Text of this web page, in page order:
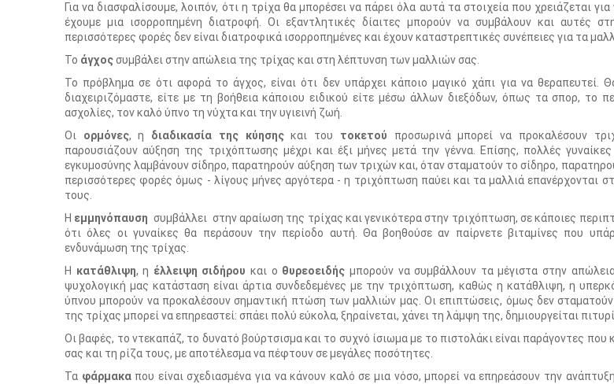
Για να διασφαλίσουμε, λοιπόν, ότι η τρίχα θα μπορέσει να πάρει όλα αυτά τα στοιχεία που χρειάζεται για
έχουμε μια ισορροπημένη διατροφή. Οι εξαντλητικές δίαιτες μπορούν να συμβάλουν και αυτές
περισσότερες φορές δεν είναι διατροφικά ισορροπημένες και έχουν καταστρεπτικές συνέπειες για τα
Το άγχοςσυμβάλει στην απώλεια της τρίχας και στη λέπτυνση των μαλλιών σας.
Το πρόβλημα σε ότι αφορά το άγχος, είναι ότι δεν υπάρχει κάποιο μαγικό χάπι για να θεραπευτεί.
διαχειριζόμαστε, είτε με τη βοήθεια κάποιου ειδικού είτε μέσω άλλων διεξόδων, όπως τα σπορ, το
ασχολίες, τον καλό ύπνο τη νύχτα και την υγιεινή ζωή.
Οι ορμόνες, η διαδικασία της κύησηςκαι του τοκετού προσωρινά μπορεί να προκαλέσουν
παρουσιάζουν αύξηση της τριχόπτωσης μέχρι και έξι μήνες μετά την γέννα. Επίσης, πολλές
εγκυμοσύνης λαμβάνουν σίδηρο, παρατηρούν αύξηση των τριχών και, όταν σταματούν το σίδηρο,
περισσότερες φορές όμως - λίγους μήνες αργότερα - η τριχόπτωση παύει και τα μαλλιά επανέρχονται
τους.
Η εμμηνόπαυση συμβάλλει στην αραίωση της τρίχας και γενικότερα στην τριχόπτωση, σε κάποιες
ότι όλες οι γυναίκες θα περάσουν την περίοδο αυτή. Θα βοηθούσε αν παίρνετε βιταμίνες που
ενδυνάμωση της τρίχας.
Η κατάθλιψη, η έλλειψη σιδήρου και ο θυρεοειδής μπορούν να συμβάλλουν τα μέγιστα στην
ψυχολογική μας κατάσταση είναι άρτια συνδεδεμένες με την τριχόπτωση, καθώς η κατάθλιψη, η
ύπνου μπορούν να προκαλέσουν σημαντική πτώση των μαλλιών μας. Οι επιπτώσεις, όμως δεν
της τρίχας μπορεί να επηρεαστεί: σπάει πολύ εύκολα, ξηραίνεται, χάνει τη λάμψη της, δημιουργείται
Οι βαφές, το ντεκαπάζ, το δυνατό βούρτσισμα και το συχνό ίσιωμα με το πιστολάκι είναι παράγοντες που
σας και τη ρίζα τους, με αποτέλεσμα να πέφτουν σε μεγάλες ποσότητες.
Τα φάρμακαπου είναι σχεδιασμένα για να κάνουν καλό σε μια νόσο, μπορεί να επηρεάσουν την